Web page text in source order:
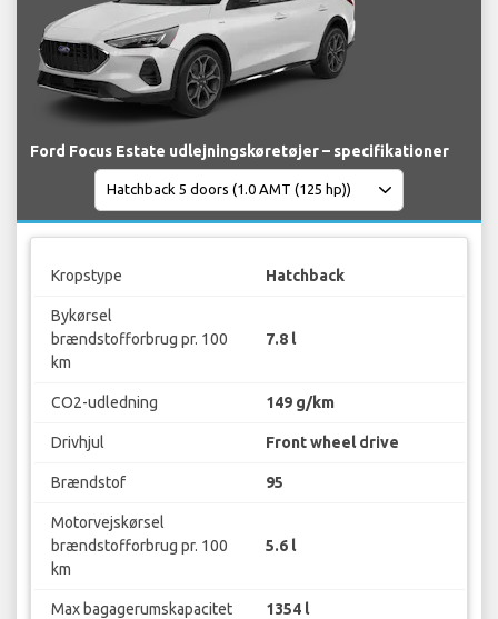
Ford Focus Estate udlejningskøretøjer – specifikationer
Kropstype Hatchback
Bykørsel
brændstofforbrug pr. 100
km
7.8 l
CO2-udledning 149 g/km
Drivhjul Front wheel drive
Brændstof 95
Motorvejskørsel
brændstofforbrug pr. 100
km
5.6 l
Max bagagerumskapacitet 1354 l